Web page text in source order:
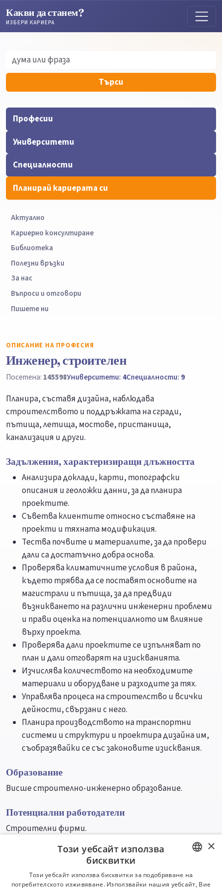
Какви да станем?
ИЗБЕРИ КАРИЕРА
Търси
Професии
Университети
Специалности
Планирай кариерата си
Актуално
Кариерно консултиране
Библиотека
Полезни връзки
За нас
Въпроси и отговори
Пишете ни
ОПИСАНИЕ НА ПРОФЕСИЯ
Инженер, строителен
Посетена: 145598Университети: 4Специалности: 9
Планира, съставя дизайна, наблюдава
строителството и поддръжката на сгради,
пътища, летища, мостове, пристанища,
канализация и други.
Задължения, характеризиращи длъжността
Анализира доклади, карти, топографски
описания и геоложки данни, за да планира
проектите.
Съветва клиентите относно съставяне на
проекти и тяхната модификация.
Тества почвите и материалите, за да провери
дали са достатъчно добра основа.
Проверява климатичните условия в района,
където трябва да се поставят основите на
магистрали и пътища, за да предвиди
възникването на различни инженерни проблеми
и прави оценка на потенциалното им влияние
върху проекта.
Проверява дали проектите се изпълняват по
план и дали отговарят на изискванията.
Изчислява количеството на необходимите
материали и оборудване и разходите за тях.
Управлява процеса на строителство и всички
дейности, свързани с него.
Планира производството на транспортни
системи и структури и проектира дизайна им,
съобразявайки се със законовите изисквания.
Образование
Висше строително-инженерно образование.
Потенциални работодатели
Строителни фирми.
Университети Специалности
BULGARIAN
×
Този уебсайт използва
бисквитки
Този уебсайт използва бисквитки за подобряване на
потребителското изживяване. Използвайки нашия уебсайт, Вие